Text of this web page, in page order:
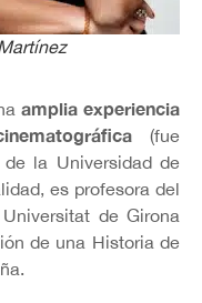
amplia experiencia
(fue
la Universidad de
es profesora del
de Girona
de una Historia de